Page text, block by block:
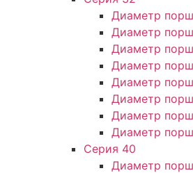
Диаметр
Диаметр
Диаметр
Диаметр
Диаметр
Диаметр
Диаметр
Диаметр
Серия 40
Диаметр